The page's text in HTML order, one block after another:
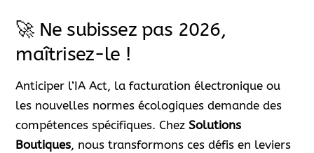
🚀 Ne subissez pas 2026,
maîtrisez-le !
Anticiper l’IA Act, la facturation électronique ou
les nouvelles normes écologiques demande des
compétences spécifiques. ChezSolutions
Boutiques, nous transformons ces défis en leviers